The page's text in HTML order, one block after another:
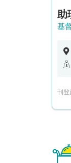
基
刊登